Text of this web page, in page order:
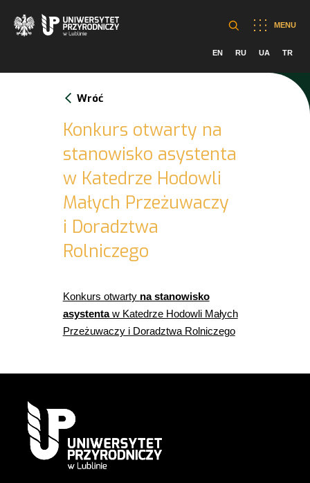
MENU
EN RU UA TR
Wróć
Konkurs otwarty na
stanowisko asystenta
w Katedrze Hodowli
Małych Przeżuwaczy
i Doradztwa
Rolniczego
Konkurs otwarty na stanowisko
asystentaw Katedrze Hodowli Małych
Przeżuwaczy i Doradztwa Rolniczego